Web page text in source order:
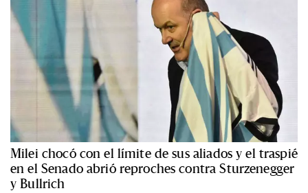
Milei chocó con el límite de sus aliados y el traspié
en el Senado abrió reproches contra Sturzenegger
y Bullrich